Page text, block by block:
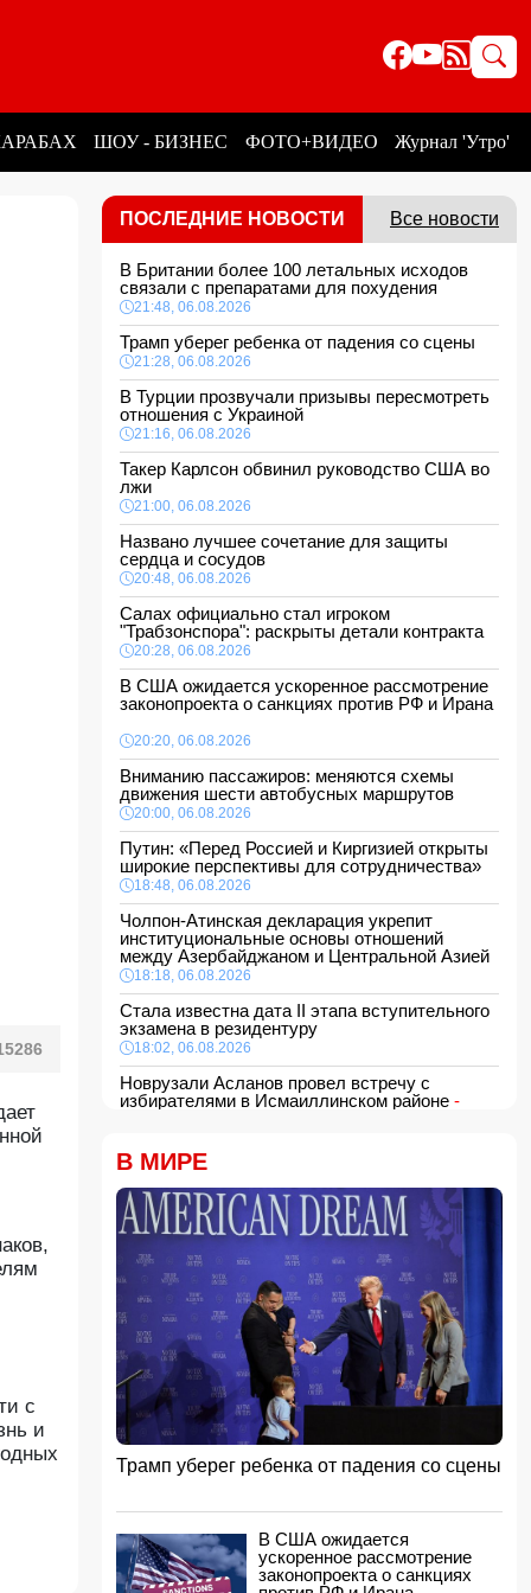
ШОУ - БИЗНЕС ФОТО+ВИДЕО Журнал 'Утро'
с
и
ПОСЛЕДНИЕ НОВОСТИ Все новости
В Британии более 100 летальных исходов
связали с препаратами для похудения
21:48, 06.08.2026
Трамп уберег ребенка от падения со сцены
21:28, 06.08.2026
В Турции прозвучали призывы пересмотреть
отношения с Украиной
21:16, 06.08.2026
Такер Карлсон обвинил руководство США во
лжи
21:00, 06.08.2026
Названо лучшее сочетание для защиты
сердца и сосудов
20:48, 06.08.2026
Салах официально стал игроком
"Трабзонспора": раскрыты детали контракта
20:28, 06.08.2026
В США ожидается ускоренное рассмотрение
законопроекта о санкциях против РФ и Ирана
20:20, 06.08.2026
Вниманию пассажиров: меняются схемы
движения шести автобусных маршрутов
20:00, 06.08.2026
Путин: «Перед Россией и Киргизией открыты
широкие перспективы для сотрудничества»
18:48, 06.08.2026
Чолпон-Атинская декларация укрепит
институциональные основы отношений
между Азербайджаном и Центральной Азией
18:18, 06.08.2026
Стала известна дата II этапа вступительного
экзамена в резидентуру
18:02, 06.08.2026
Новрузали Асланов провел встречу с
избирателями в Исмаиллинском районе -
«Новые технологии формируют новые
профессии на рынке труда» — эксперт
16:48, 06.08.2026
Джейхун Байрамов и Андрей Сибига проводят
встречу в Киеве
16:28, 06.08.2026
Гави покрасил волосы в розовый цвет в честь
победы Испании на ЧМ-2026
16:16, 06.08.2026
США сняли санкции с авиакомпании,
обвинявшейся в перевозке оружия для КСИР
16:00, 06.08.2026
Администрация Трампа вернула импортерам
пошлин
15:48, 06.08.2026
В Японии заявили о запуске КНДР
баллистической ракеты
В МИРЕ
Трамп уберег ребенка от падения со сцены
В США ожидается
ускоренное рассмотрение
законопроекта о санкциях